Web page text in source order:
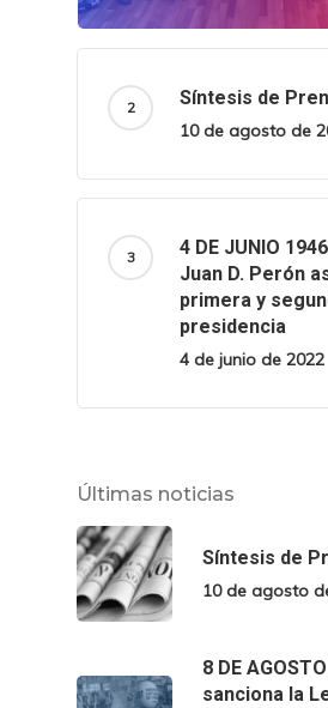
Síntesis de
10 de agosto de
4 DE JUNIO
Juan D. Perón
primera y
presidencia
4 de junio de 2022
Últimas noticias
Síntesis de
10 de agosto
8 DE
sanciona la